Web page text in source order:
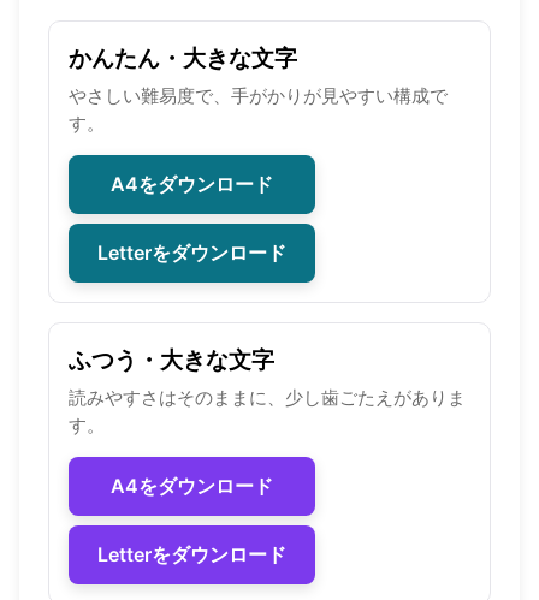
かんたん・大きな文字
やさしい難易度で、手がかりが見やすい構成で
す。
A4をダウンロード
Letterをダウンロード
ふつう・大きな文字
読みやすさはそのままに、少し歯ごたえがありま
す。
A4をダウンロード
Letterをダウンロード